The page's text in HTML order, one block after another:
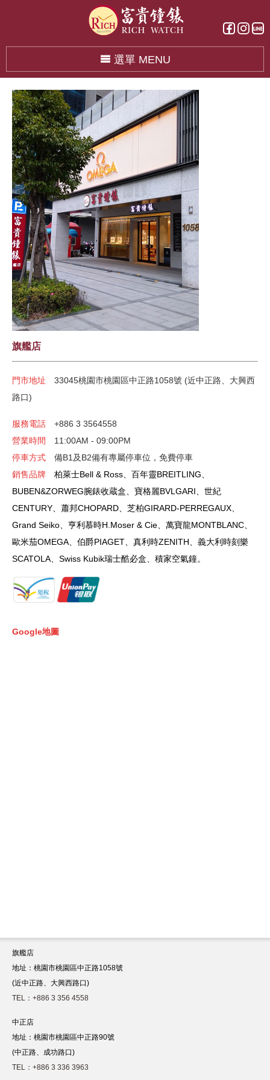
選單 MENU
旗艦店
門市地址 33045桃園市桃園區中正路1058號 (近中正路、大興西
路口)
服務電話 +886 3 3564558
營業時間 11:00AM - 09:00PM
停車方式 備B1及B2備有專屬停車位，免費停車
銷售品牌
柏萊士Bell & Ross 、百年靈BREITLING
BUBEN&ZORWEG腕錶收蔵盒、寶格麗BVLGARI 、世紀
CENTURY 、蕭邦CHOPARD 、芝柏GIRARD-PERREGAUX
Grand Seiko 、亨利慕時H.Moser & Cie 、萬寶龍MONTBLANC
歐米茄OMEGA 、伯爵PIAGET 、真利時ZENITH 、義大利時刻樂
SCATOLA
Swiss Kubik瑞士酷必盒、積家空氣鐘。
Google地圖
旗艦店
地址：桃園市桃園區中正路1058號
(近中正路、大興西路口)
TEL：+886 3 356 4558
中正店
地址：桃園市桃園區中正路90號
(中正路、成功路口)
TEL：+886 3 336 3963